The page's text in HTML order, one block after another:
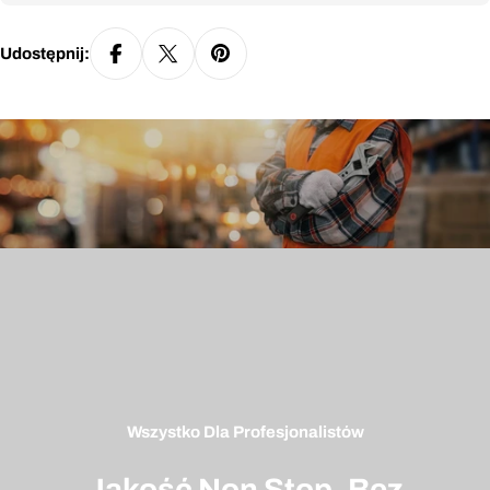
164-170 92-96
Udostępnij:
Wszystko Dla Profesjonalistów